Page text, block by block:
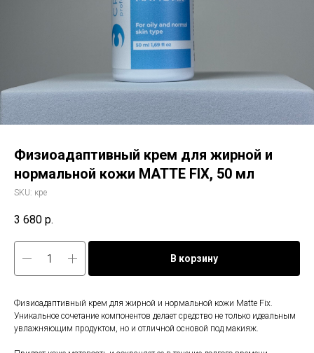
Физиоадаптивный крем для жирной и
нормальной кожи MATTE FIX, 50 мл
SKU: кре
3 680 р.
В корзину
Физиоадаптивный крем для жирной и нормальной кожи Matte Fix.
Уникальное сочетание компонентов делает средство не только идеальным
увлажняющим продуктом, но и отличной основой под макияж.